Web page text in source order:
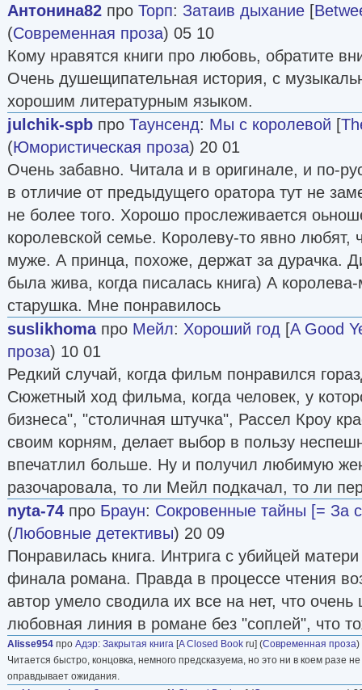
Антонина82 про Торп: Затаив дыхание [
(Современная проза) 05 10
Кому нравятся книги про любовь, обратите
Очень душещипательная история, с
хорошим литературным языком.
julchik-spb про Таунсенд: Мы с королевой [
(Юмористическая проза) 20 01
Очень забавно. Читала и в оригинале, и по-
в отличие от предыдущего оратора тут не
не более того. Хорошо прослеживается
королевской семье. Королеву-то явно любят,
муже. А принца, похоже, держат за дурачка.
была жива, когда писалась книга) А
старушка. Мне понравилось
suslikhomaпро Мейл: Хороший год [A Good
проза) 10 01
Редкий случай, когда фильм понравился
Сюжетный ход фильма, когда человек, у
бизнеса", "столичная штучка", Рассел Кроу
своим корням, делает выбор в пользу
впечатлил больше. Ну и получил любимую
разочаровала, то ли Мейл подкачал, то ли
nyta-74 про Браун: Сокровенные тайны [= За
(Любовные детективы) 20 09
Понравилась книга. Интрига с убийцей
финала романа. Правда в процессе чтения
автор умело сводила их все на нет, что очень
любовная линия в романе без "соплей", что
Alisse954 про Адэр: Закрытая книга [A Closed Book ru] (Современная проза)
Читается быстро, концовка, немного предсказуема, но это ни в коем разе
оправдывает ожидания.